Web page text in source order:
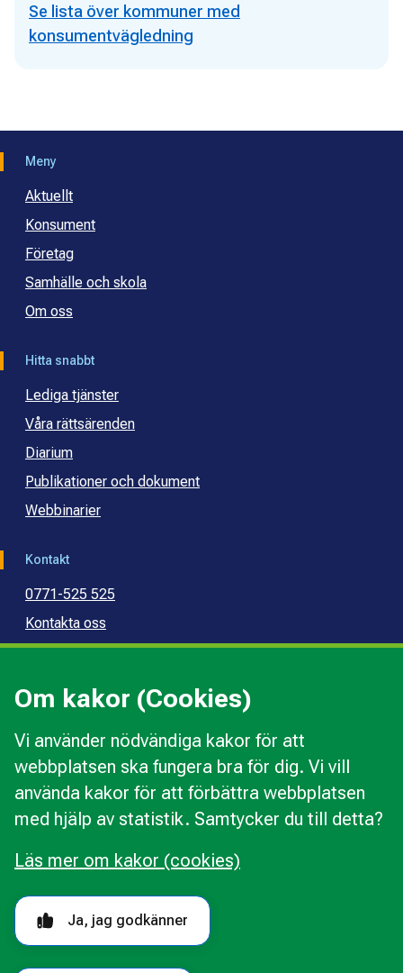
Om kakor (Cookies)
Vi använder nödvändiga kakor för att
webbplatsen ska fungera bra för dig. Vi vill
använda kakor för att förbättra webbplatsen
med hjälp av statistik. Samtycker du till detta?
Ja, jag godkänner
Läs mer om kakor (cookies)
Se lista över kommuner med
konsumentvägledning
Meny
Aktuellt
Konsument
Företag
Samhälle och skola
Om oss
Hitta snabbt
Lediga tjänster
Våra rättsärenden
Diarium
Publikationer och dokument
Webbinarier
Kontakt
0771-525 525
Kontakta oss
Press
Kommunal budget- och skuldrådgivning
Om webbplatsen
Behandling av personuppgifter